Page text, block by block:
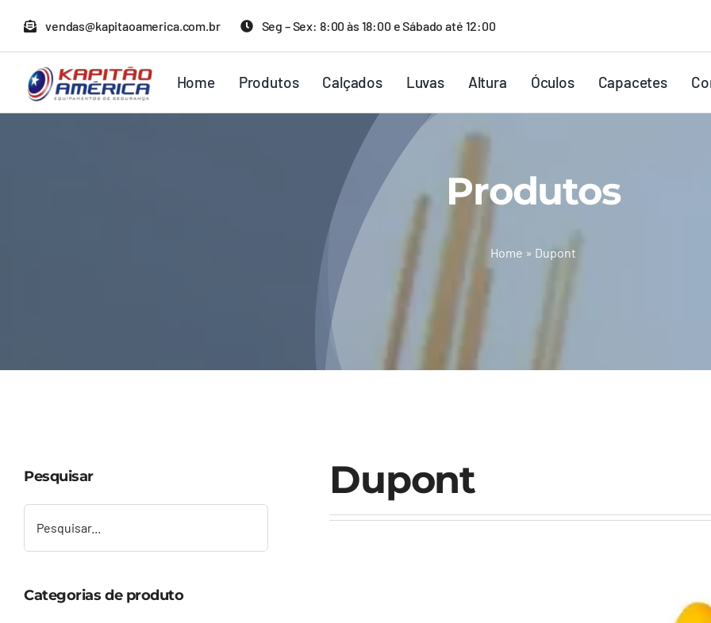
para
conteúdo
vendas@kapitaoamerica.com.br Seg – Sex: 8:00 às 18:00 e Sábado até 12:00
Home Produtos Calçados Luvas Altura Óculos Capacetes
Produtos
Home » Dupont
Dupont
Pesquisar
Categorias de produto